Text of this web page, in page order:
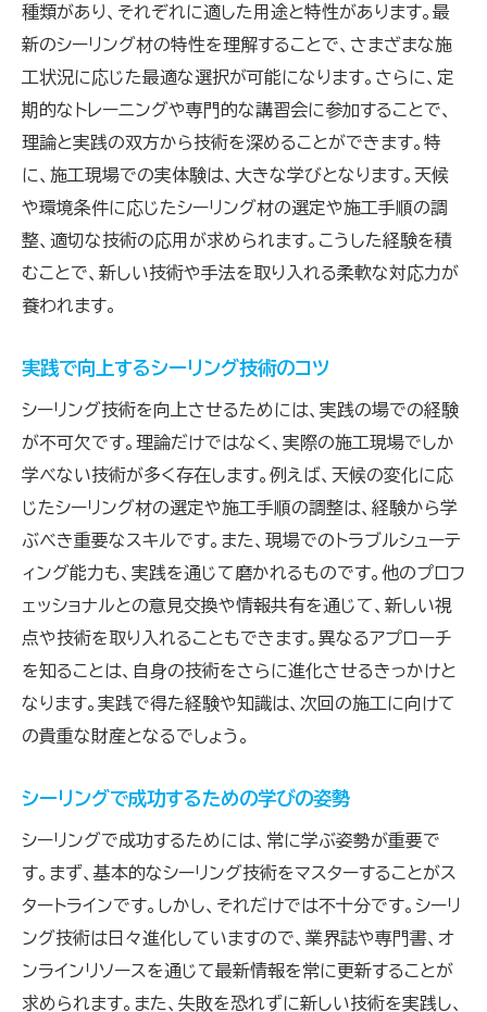
種類があり、それぞれに適した用途と特性があります。最
新のシーリング材の特性を理解することで、さまざまな施
工状況に応じた最適な選択が可能になります。さらに、定
期的なトレーニングや専門的な講習会に参加することで、
理論と実践の双方から技術を深めることができます。特
に、施工現場での実体験は、大きな学びとなります。天候
や環境条件に応じたシーリング材の選定や施工手順の調
整、適切な技術の応用が求められます。こうした経験を積
むことで、新しい技術や手法を取り入れる柔軟な対応力が
養われます。
実践で向上するシーリング技術のコツ
シーリング技術を向上させるためには、実践の場での経験
が不可欠です。理論だけではなく、実際の施工現場でしか
学べない技術が多く存在します。例えば、天候の変化に応
じたシーリング材の選定や施工手順の調整は、経験から学
ぶべき重要なスキルです。また、現場でのトラブルシューテ
ィング能力も、実践を通じて磨かれるものです。他のプロフ
ェッショナルとの意見交換や情報共有を通じて、新しい視
点や技術を取り入れることもできます。異なるアプローチ
を知ることは、自身の技術をさらに進化させるきっかけと
なります。実践で得た経験や知識は、次回の施工に向けて
の貴重な財産となるでしょう。
シーリングで成功するための学びの姿勢
シーリングで成功するためには、常に学ぶ姿勢が重要で
す。まず、基本的なシーリング技術をマスターすることがス
タートラインです。しかし、それだけでは不十分です。シーリ
ング技術は日々進化していますので、業界誌や専門書、オ
ンラインリソースを通じて最新情報を常に更新することが
求められます。また、失敗を恐れずに新しい技術を実践し、